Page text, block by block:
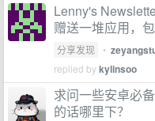
Lenny's
赠送一堆应用，
分享发现 •
replied bykylinsoo
求问一些安卓必
的话哪里下？